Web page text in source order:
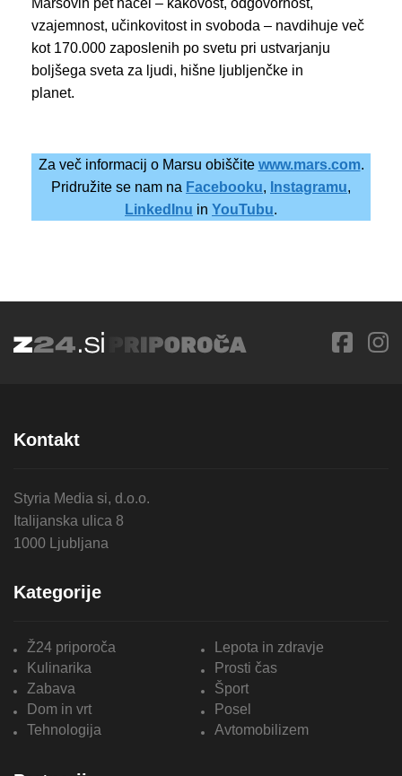
Marsovih pet načel – kakovost, odgovornost,
vzajemnost, učinkovitost in svoboda – navdihuje več
kot 170.000 zaposlenih po svetu pri ustvarjanju
boljšega sveta za ljudi, hišne ljubljenčke in
Za več informacij o Marsu obiščite www.mars.com.
Pridružite se nam na Facebooku, Instagramu,
LinkedInu in YouTubu.
Kontakt
Styria Media si, d.o.o.
Italijanska ulica 8
1000 Ljubljana
Kategorije
Ž24 priporoča
Lepota in zdravje
Kulinarika
Prosti čas
Zabava
Šport
Dom in vrt
Posel
Tehnologija
Avtomobilizem